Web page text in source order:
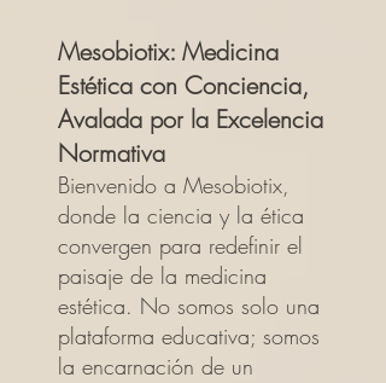
Mesobiotix: Medicina
Estética con Conciencia,
Avalada por la Excelencia
Normativa
Bienvenido a Mesobiotix,
donde la ciencia y la ética
convergen para redefinir el
paisaje de la medicina
estética. No somos solo una
plataforma educativa; somos
la encarnación de un